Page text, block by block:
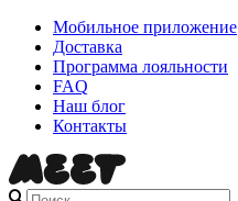
Мобильное приложение
Доставка
Программа лояльности
FAQ
Наш блог
Контакты